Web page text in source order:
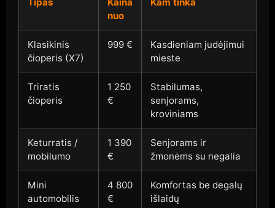
nuo
Klasikinis
čioperis (X7)
999 €
Kasdieniam judėjimui
mieste
Triratis
čioperis
1 250
€
Stabilumas,
senjorams,
kroviniams
Keturratis /
mobilumo
1 390
€
Senjorams ir
žmonėms su negalia
Mini
automobilis
4 800
€
Komfortas be degalų
išlaidų